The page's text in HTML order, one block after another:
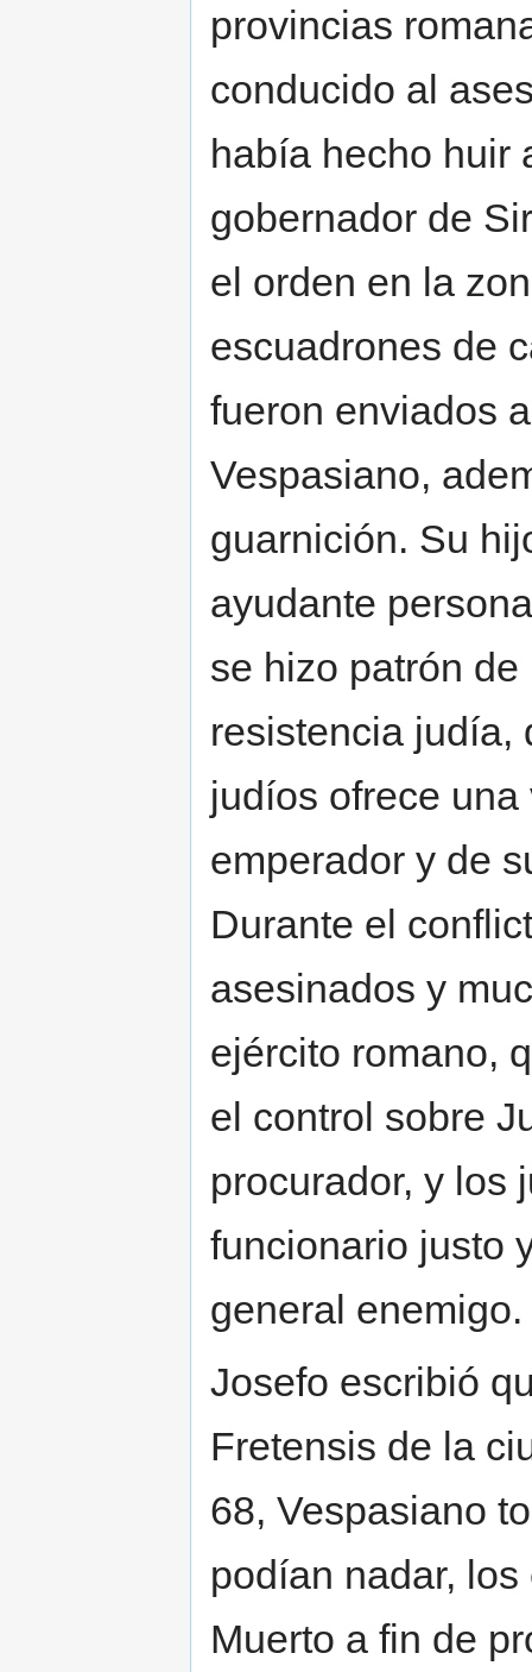
provincias
conducido al
había hecho huir
gobernador de
el orden en la
escuadrones de
fueron enviados
Vespasiano,
guarnición. Su
ayudante
se hizo patrón
resistencia judía,
judíos ofrece
emperador y de
Durante el
asesinados y
ejército romano,
el control sobre
procurador, y los
funcionario justo
general enemigo.
Josefo escribió
Fretensis de la
68, Vespasiano
podían nadar,
Muerto a fin de